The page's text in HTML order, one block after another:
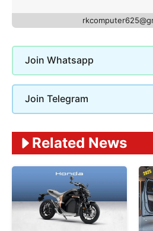
Join Whatsapp
Join Telegram
Related News